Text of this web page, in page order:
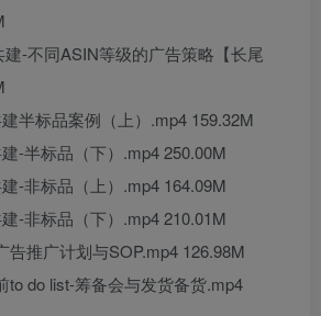
-不同ASIN等级的广告策略【长尾
半标品案例（上）.mp4 159.32M
-半标品（下）.mp4 250.00M
-非标品（上）.mp4 164.09M
-非标品（下）.mp4 210.01M
推广计划与SOP.mp4 126.98M
do list-筹备会与发货备货.mp4